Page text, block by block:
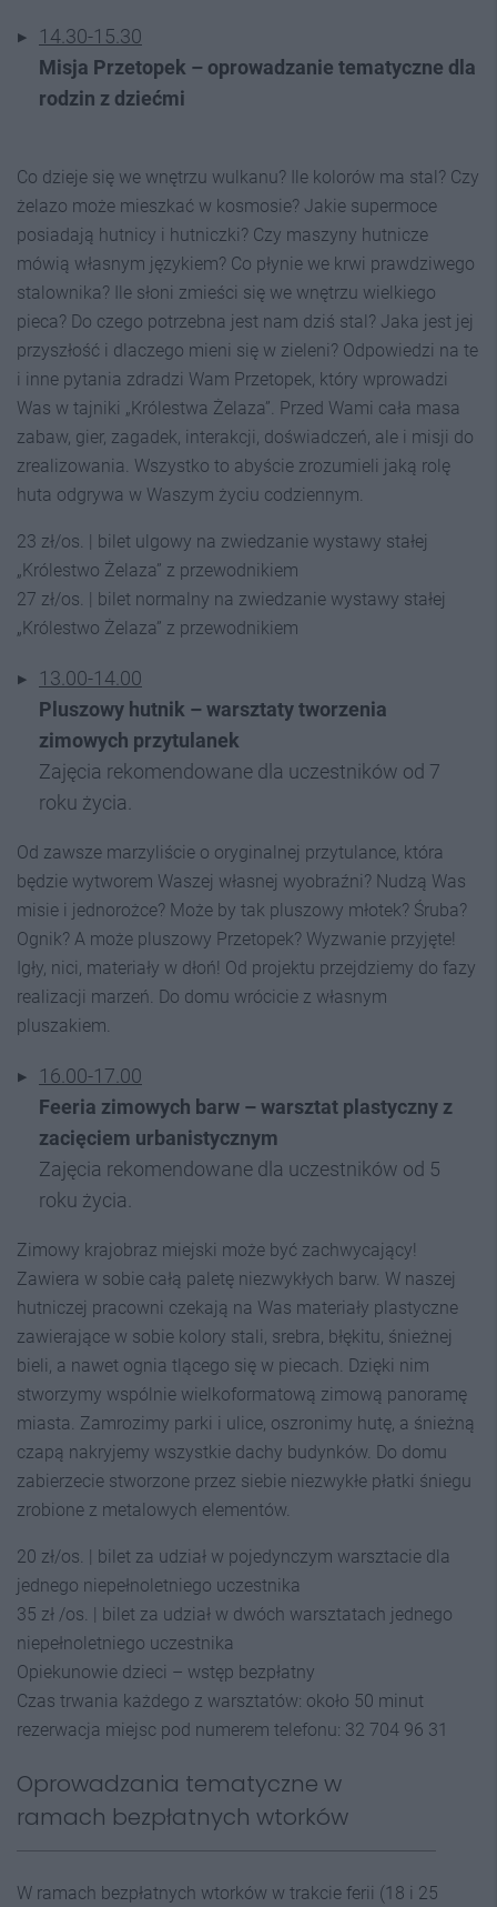
14.30-15.30
Misja Przetopek – oprowadzanie tematyczne dla
rodzin z dziećmi
Co dzieje się we wnętrzu wulkanu? Ile kolorów ma stal? Czy
żelazo może mieszkać w kosmosie? Jakie supermoce
posiadają hutnicy i hutniczki? Czy maszyny hutnicze
mówią własnym językiem? Co płynie we krwi prawdziwego
stalownika? Ile słoni zmieści się we wnętrzu wielkiego
pieca? Do czego potrzebna jest nam dziś stal? Jaka jest jej
przyszłość i dlaczego mieni się w zieleni? Odpowiedzi na te
i inne pytania zdradzi Wam Przetopek, który wprowadzi
Was w tajniki „Królestwa Żelaza”. Przed Wami cała masa
zabaw, gier, zagadek, interakcji, doświadczeń, ale i misji do
zrealizowania. Wszystko to abyście zrozumieli jaką rolę
huta odgrywa w Waszym życiu codziennym.
23 zł/os. | bilet ulgowy na zwiedzanie wystawy stałej
„Królestwo Żelaza” z przewodnikiem
27 zł/os. | bilet normalny na zwiedzanie wystawy stałej
„Królestwo Żelaza” z przewodnikiem
13.00-14.00
Pluszowy hutnik – warsztaty tworzenia
zimowych przytulanek
Zajęcia rekomendowane dla uczestników od 7
roku życia.
Od zawsze marzyliście o oryginalnej przytulance, która
będzie wytworem Waszej własnej wyobraźni? Nudzą Was
misie i jednorożce? Może by tak pluszowy młotek? Śruba?
Ognik? A może pluszowy Przetopek? Wyzwanie przyjęte!
Igły, nici, materiały w dłoń! Od projektu przejdziemy do fazy
realizacji marzeń. Do domu wrócicie z własnym
pluszakiem.
16.00-17.00
Feeria zimowych barw – warsztat plastyczny z
zacięciem urbanistycznym
Zajęcia rekomendowane dla uczestników od 5
roku życia.
Zimowy krajobraz miejski może być zachwycający!
Zawiera w sobie całą paletę niezwykłych barw. W naszej
hutniczej pracowni czekają na Was materiały plastyczne
zawierające w sobie kolory stali, srebra, błękitu, śnieżnej
bieli, a nawet ognia tlącego się w piecach. Dzięki nim
stworzymy wspólnie wielkoformatową zimową panoramę
miasta. Zamrozimy parki i ulice, oszronimy hutę, a śnieżną
czapą nakryjemy wszystkie dachy budynków. Do domu
zabierzecie stworzone przez siebie niezwykłe płatki śniegu
zrobione z metalowych elementów.
20 zł/os. | bilet za udział w pojedynczym warsztacie dla
jednego niepełnoletniego uczestnika
35 zł /os. | bilet za udział w dwóch warsztatach jednego
niepełnoletniego uczestnika
Opiekunowie dzieci – wstęp bezpłatny
Czas trwania każdego z warsztatów: około 50 minut
rezerwacja miejsc pod numerem telefonu: 32 704 96 31
Oprowadzania tematyczne w
ramach bezpłatnych wtorków
W ramach bezpłatnych wtorków w trakcie ferii (18 i 25